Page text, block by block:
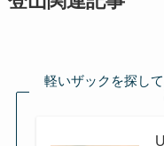
軽いザックを探し